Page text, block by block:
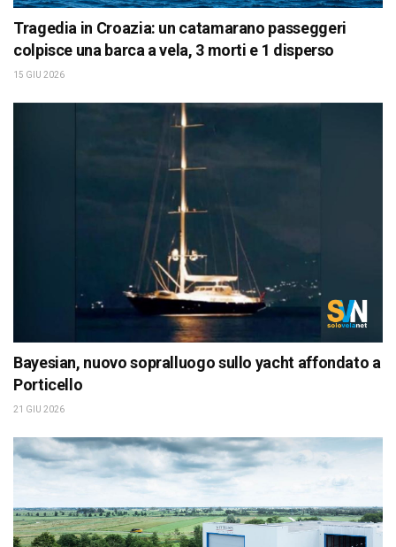
Tragedia in Croazia: un catamarano passeggeri
colpisce una barca a vela, 3 morti e 1 disperso
15 GIU 2026
Bayesian, nuovo sopralluogo sullo yacht affondato a
Porticello
21 GIU 2026